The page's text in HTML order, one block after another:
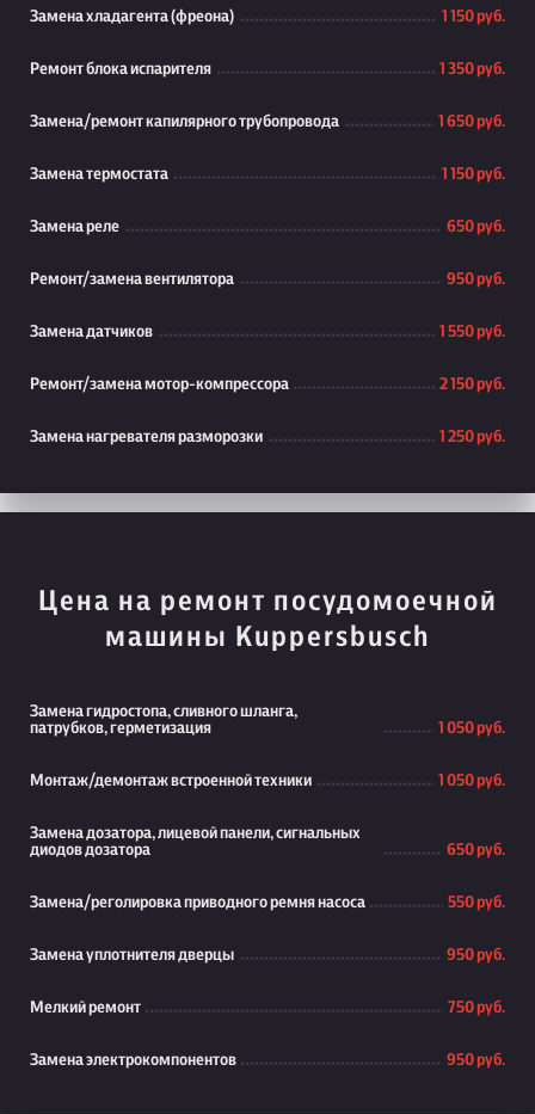
Замена хладагента (фреона) 1 150 руб.
Ремонт блока испарителя 1 350 руб.
Замена/ремонт капилярного трубопровода 1 650 руб.
Замена термостата 1 150 руб.
Замена реле 650 руб.
Ремонт/замена вентилятора 950 руб.
Замена датчиков 1 550 руб.
Ремонт/замена мотор-компрессора 2 150 руб.
Замена нагревателя разморозки 1 250 руб.
Цена на ремонт посудомоечной
машины Kuppersbusch
Замена гидростопа, сливного шланга,
патрубков, герметизация
1 050 руб.
Монтаж/демонтаж встроенной техники 1 050 руб.
Замена дозатора, лицевой панели, сигнальных
диодов дозатора
650 руб.
Замена/реголировка приводного ремня насоса 550 руб.
Замена уплотнителя дверцы 950 руб.
Мелкий ремонт 750 руб.
Замена электрокомпонентов 950 руб.